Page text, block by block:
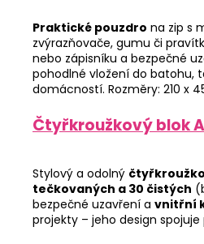
Praktické pouzdro na zip s
zvýrazňovače, gumu či
nebo zápisníku a bezpečné
pohodlné vložení do batohu,
domácností. Rozměry: 210 x
Čtyřkroužkový blok
Stylový a odolný
tečkovaných a 30 čistých
bezpečné uzavření a vnitřní
projekty – jeho design